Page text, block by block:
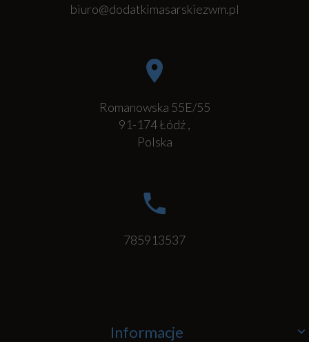
biuro@dodatkimasarskiezwm.pl
Romanowska 55E/55
91-174Łódź,
Polska
785913537
Informacje